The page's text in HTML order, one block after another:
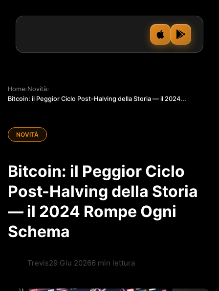
Home›Novità›
Bitcoin: il Peggior Ciclo Post-Halving della Storia — il 2024...
NOVITÀ
Bitcoin: il Peggior Ciclo
Post-Halving della Storia
— il 2024 Rompe Ogni
Schema
Trevis29 Giu 20266 min lettura